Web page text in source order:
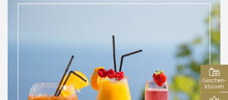
Buchen Sie Ihren Aufenthalt ****
Reservieren Sie Ihren Tisch Restaurant Le Tillac
Buchen Sie Ihr Spa(Zugang oder Behandlung)
Geschen-
kboxen